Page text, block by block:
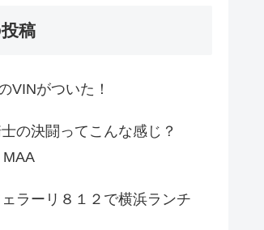
稿
VINがついた！
の決闘ってこんな感じ？
MAA
ェラーリ８１２で横浜ランチ